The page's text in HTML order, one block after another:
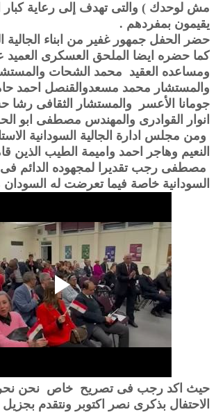
مش لوحدك ) والتى تهدف إلى رعاية كبار
يقيمون بمفردهم .
حضر الحفل جمهور غفير من ابناء الجالية
كما حضره ايضا الملحق العسكرى العميد
ومساعده العقيد محمد الشحات
والمستشار محمد مسعدوالقنصل احمد
جومانا الأعسر والمستشار الثقافى رشا
انوار القوادرى والمهندس مصطفى ابو
ومن مجلس ادارة الجالية السودانية
النعيم وهاجر احمد واميمة الطيب الذين
مصطفى رجب تقديرا لمجهوده الدائم فى
السودانية خاصة فيما تعرضت له السودان
حيث اكد رجب فى تصريح خاص نحن
الاحتفال بذكرى نصر اكتوبر ونتقدم